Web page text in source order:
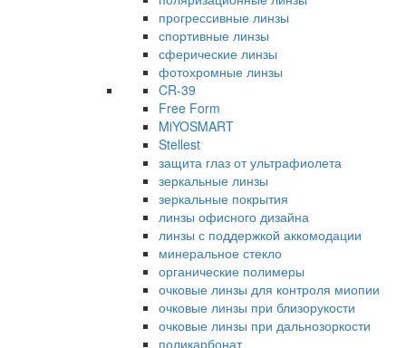
прогрессивные линзы
спортивные линзы
сферические линзы
фотохромные линзы
CR-39
Free Form
MiYOSMART
Stellest
защита глаз от ультрафиолета
зеркальные линзы
зеркальные покрытия
линзы офисного дизайна
линзы с поддержкой аккомодации
минеральное стекло
органические полимеры
очковые линзы для контроля миопии
очковые линзы при близорукости
очковые линзы при дальнозоркости
поликарбонат